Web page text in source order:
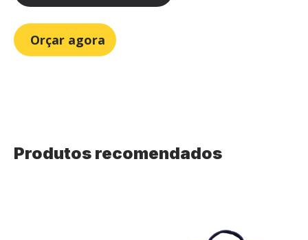
Orçar agora
Produtos recomendados